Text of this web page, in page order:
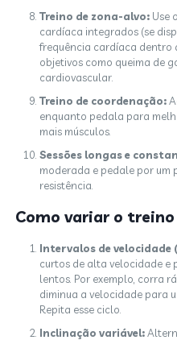
Treino de zona-alvo: Use
cardíaca integrados (se
frequência cardíaca dentro
objetivos como queima de
cardiovascular.
Treino de coordenação:
enquanto pedala para
mais músculos.
Sessões longas e
moderada e pedale por
resistência.
Como variar o
Intervalos de velocidade
curtos de alta velocidade e
lentos. Por exemplo, corra
diminua a velocidade para
Repita esse ciclo.
Inclinação variável: